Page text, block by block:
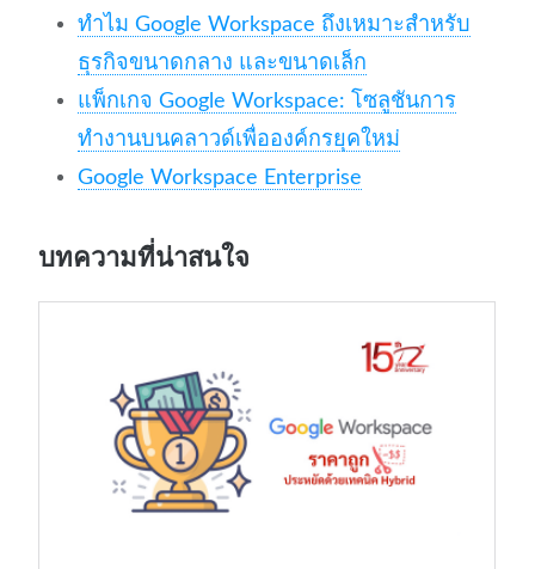
ทำไม Google Workspace ถึงเหมาะสำหรับ
ธุรกิจขนาดกลาง และขนาดเล็ก
แพ็กเกจ Google Workspace: โซลูชันการ
ทำงานบนคลาวด์เพื่อองค์กรยุคใหม่
Google Workspace Enterprise
บทความที่น่าสนใจ